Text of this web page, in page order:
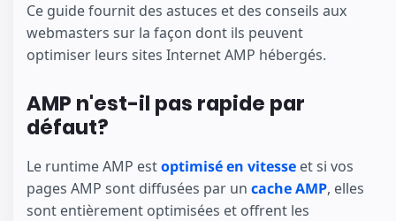
Ce guide fournit des astuces et des conseils aux
webmasters sur la façon dont ils peuvent
optimiser leurs sites Internet AMP hébergés.
AMP n'est-il pas rapide par
défaut?
Le runtime AMP estoptimisé en vitesse et si vos
pages AMP sont diffusées par un cache AMP, elles
sont entièrement optimisées et offrent les